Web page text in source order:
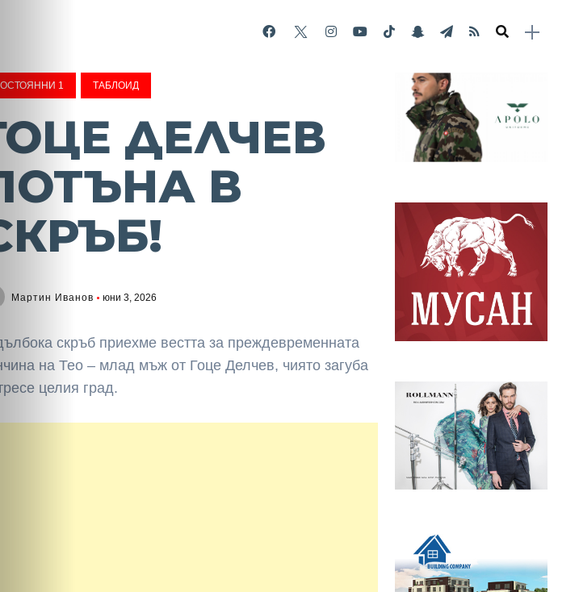
1 ТАБЛОИД
ДЕЛЧЕВ
В
Мартин Иванов юни 3, 2026
скръб приехме вестта за преждевременната
на Тео – млад мъж от Гоце Делчев, чиято загуба
целия град.